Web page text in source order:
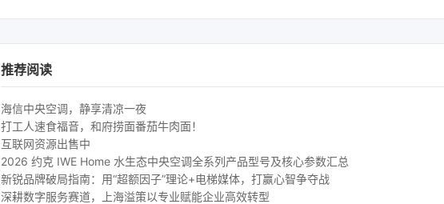
推荐阅读
海信中央空调，静享清凉一夜
打工人速食福音，和府捞面番茄牛肉面！
互联网资源出售中
2026 约克 IWE Home 水生态中央空调全系列产品型号及核心参数汇总
新锐品牌破局指南：用“超额因子”理论+电梯媒体，打赢心智争夺战
深耕数字服务赛道，上海溢策以专业赋能企业高效转型